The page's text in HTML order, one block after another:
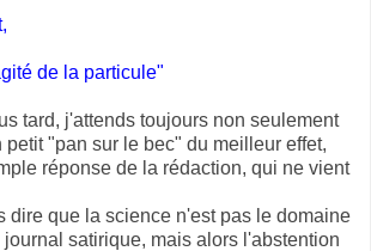
de la particule"
tard, j'attends toujours non seulement
petit "pan sur le bec" du meilleur effet,
réponse de la rédaction, qui ne vient
dire que la science n'est pas le domaine
satirique, mais alors l'abstention